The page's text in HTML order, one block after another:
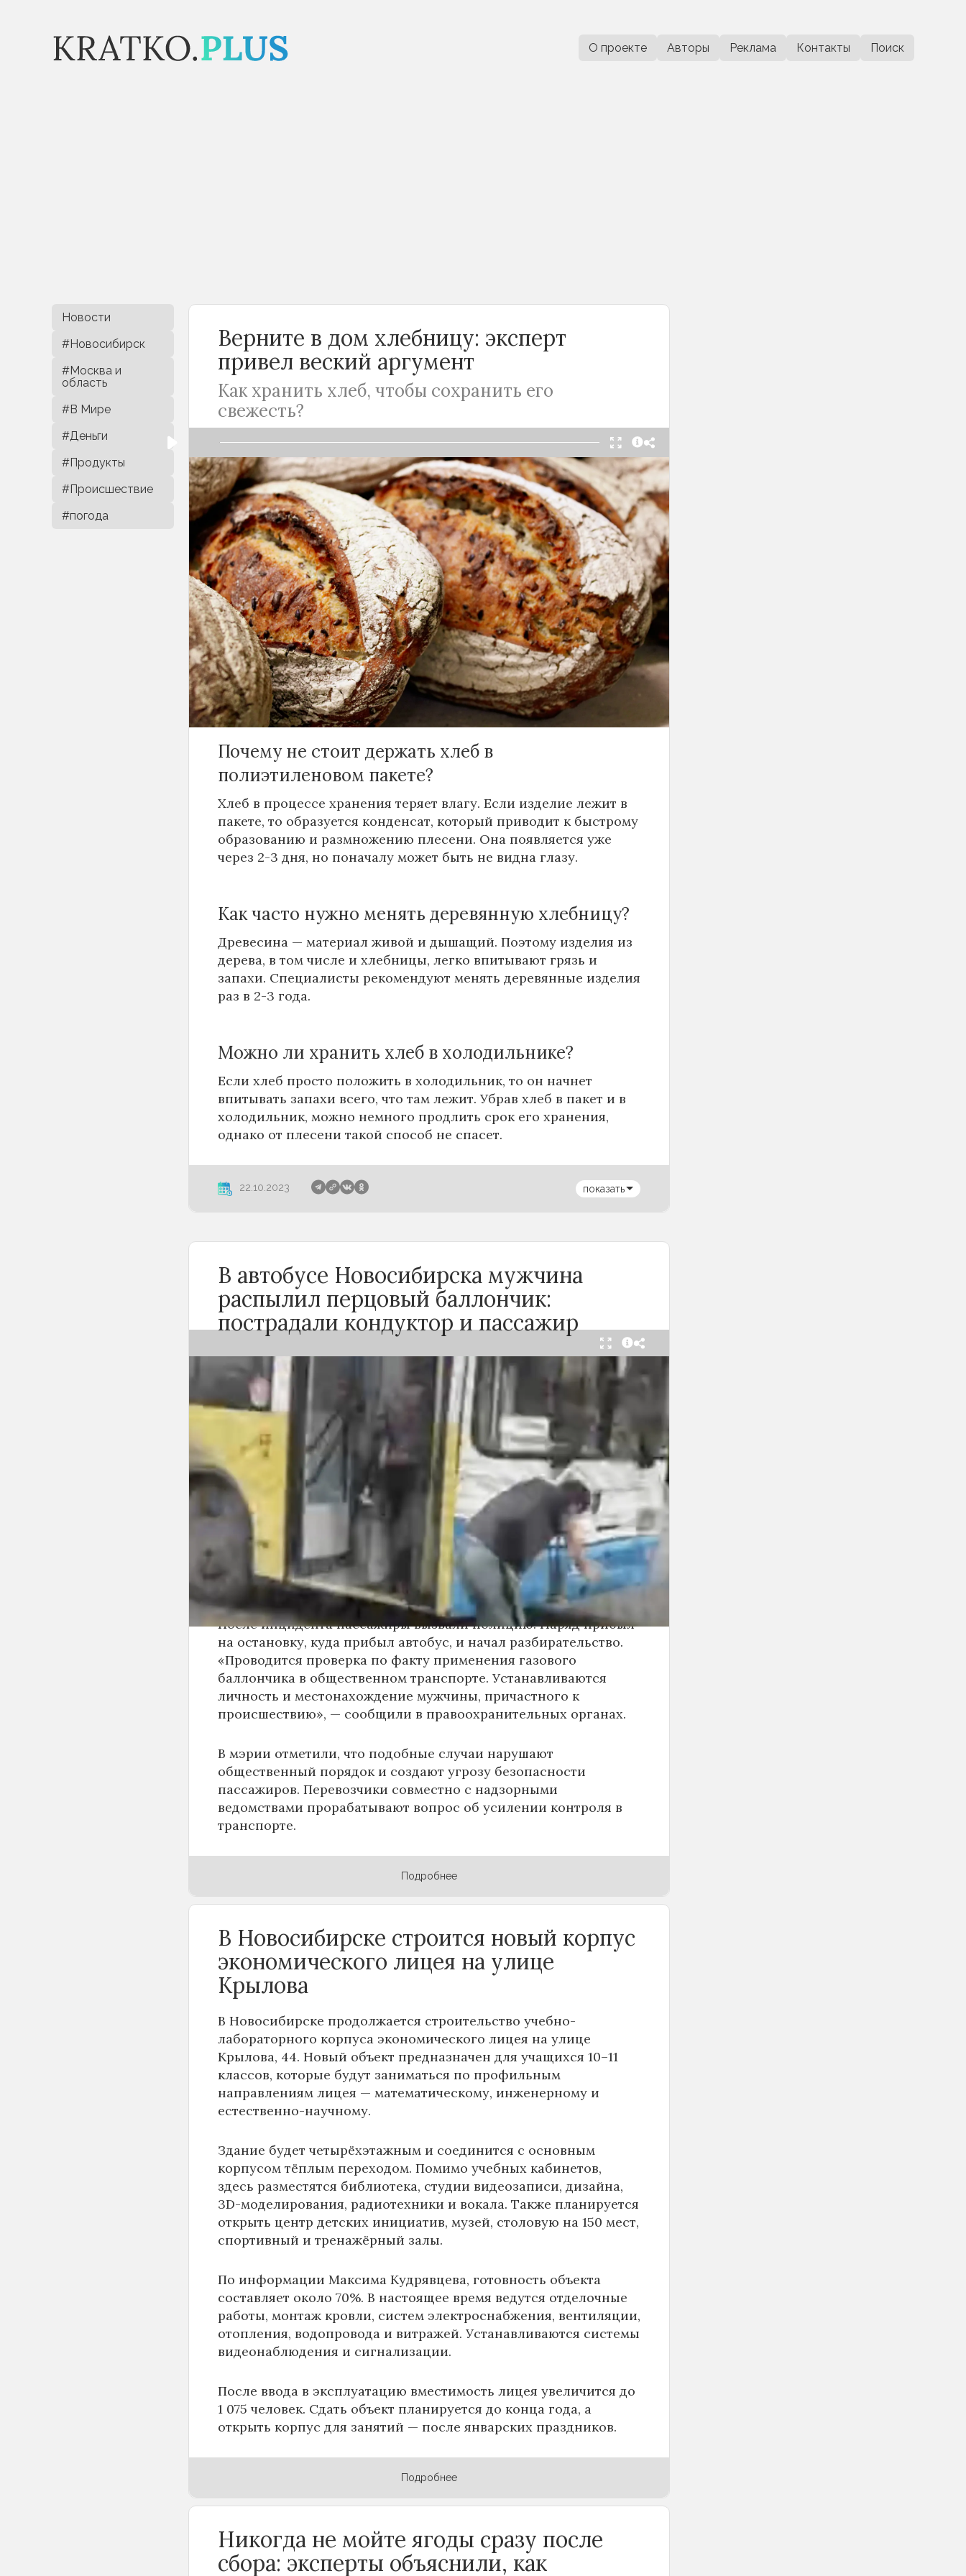
О проекте Авторы Реклама Контакты Поиск
Новости
#Новосибирск
#Москва и
область
#В Мире
#Деньги
#Продукты
#Происшествие
#погода
Верните в дом хлебницу: эксперт
привел веский аргумент
Как хранить хлеб, чтобы сохранить его
свежесть?
Читать в Telegram
В советское время у каждого в доме была хлебница, в которой
хранились батоны, буханки и караваи. Эксперт Валерий
Бурматнов рассказал, почему это была супервещь, и почему ее
стоит вернуть.
По словам преподавателя Университета РОСБИОТЕХ, хлеб
дольше всего хранится в деревянной хлебнице. Материл дышит
и создает идеальный микроклимат. Лучше всего показали себя
хлебницы из можжевельника, березы или лиственницы. Их
древесина обладает еще и бактерицидными свойствами,пишет
Gazeta.ru.
Почему не стоит держать хлеб в
полиэтиленовом пакете?
Хлеб в процессе хранения теряет влагу. Если изделие лежит в
пакете, то образуется конденсат, который приводит к быстрому
образованию и размножению плесени. Она появляется уже
через 2-3 дня, но поначалу может быть не видна глазу.
Как часто нужно менять деревянную хлебницу?
Древесина — материал живой и дышащий. Поэтому изделия из
дерева, в том числе и хлебницы, легко впитывают грязь и
запахи. Специалисты рекомендуют менять деревянные изделия
раз в 2-3 года.
Можно ли хранить хлеб в холодильнике?
Если хлеб просто положить в холодильник, то он начнет
впитывать запахи всего, что там лежит. Убрав хлеб в пакет и в
холодильник, можно немного продлить срок его хранения,
однако от плесени такой способ не спасет.
22.10.2023 показать
В автобусе Новосибирска мужчина
распылил перцовый баллончик:
пострадали кондуктор и пассажир
Вечером 24 сентября в салоне автобуса маршрута №18 в
Новосибирске произошёл инцидент с применением перцового
баллончика. Как сообщили очевидцы в
Telegram-канале
«Инцидент Новосибирск»
, неизвестный мужчина с бородой
сначала вступил в перепалку с кондуктором, затем поссорился
с другими пассажирами. В ходе конфликта он достал газовый
баллончик и распылил его в салоне.
По предварительным данным, пострадали кондуктор и один из
пассажиров-мужчин. У них зафиксированы признаки
поражения слизистых оболочек. Медицинская помощь была
оказана на месте, их состояние оценивается как
удовлетворительное.
После инцидента пассажиры вызвали полицию. Наряд прибыл
на остановку, куда прибыл автобус, и начал разбирательство.
«Проводится проверка по факту применения газового
баллончика в общественном транспорте. Устанавливаются
личность и местонахождение мужчины, причастного к
происшествию», — сообщили в правоохранительных органах.
В мэрии отметили, что подобные случаи нарушают
общественный порядок и создают угрозу безопасности
пассажиров. Перевозчики совместно с надзорными
ведомствами прорабатывают вопрос об усилении контроля в
транспорте.
Подробнее
В Новосибирске строится новый корпус
экономического лицея на улице
Крылова
В Новосибирске продолжается строительство учебно-
лабораторного корпуса экономического лицея на улице
Крылова, 44. Новый объект предназначен для учащихся 10–11
классов, которые будут заниматься по профильным
направлениям лицея — математическому, инженерному и
естественно-научному.
Здание будет четырёхэтажным и соединится с основным
корпусом тёплым переходом. Помимо учебных кабинетов,
здесь разместятся библиотека, студии видеозаписи, дизайна,
3D-моделирования, радиотехники и вокала. Также планируется
открыть центр детских инициатив, музей, столовую на 150 мест,
спортивный и тренажёрный залы.
По информации Максима Кудрявцева, готовность объекта
составляет около 70%. В настоящее время ведутся отделочные
работы, монтаж кровли, систем электроснабжения, вентиляции,
отопления, водопровода и витражей. Устанавливаются системы
видеонаблюдения и сигнализации.
После ввода в эксплуатацию вместимость лицея увеличится до
1 075 человек. Сдать объект планируется до конца года, а
открыть корпус для занятий — после январских праздников.
Подробнее
Никогда не мойте ягоды сразу после
сбора: эксперты объяснили, как